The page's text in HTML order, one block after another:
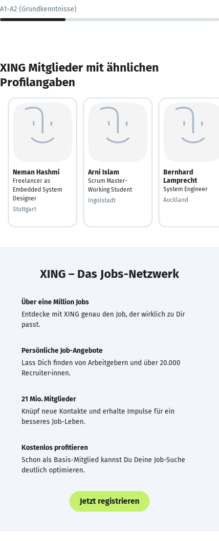
A1-A2 (Grundkenntnisse)
XING Mitglieder mit ähnlichen
Profilangaben
Neman Hashmi
Freelancer as
Embedded System
Designer
Stuttgart
Arni Islam
Scrum Master-
Working Student
Ingolstadt
Bernhard
Lamprecht
System Engineer
Auckland
XING – Das Jobs-Netzwerk
Über eine Million Jobs
Entdecke mit XING genau den Job, der wirklich zu Dir
passt.
Persönliche Job-Angebote
Lass Dich finden von Arbeitgebern und über 20.000
Recruiter·innen.
21 Mio. Mitglieder
Knüpf neue Kontakte und erhalte Impulse für ein
besseres Job-Leben.
Kostenlos profitieren
Schon als Basis-Mitglied kannst Du Deine Job-Suche
deutlich optimieren.
Jetzt registrieren